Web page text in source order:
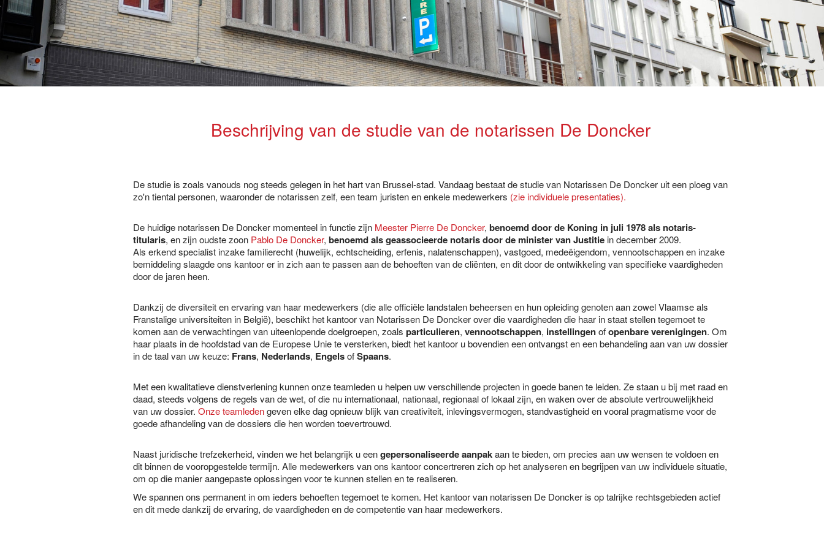
Beschrijving van de studie van de notarissen De Doncker
De studie is zoals vanouds nog steeds gelegen in het hart van Brussel-stad. Vandaag bestaat de studie van Notarissen De Doncker uit een ploeg van
zo'n tiental personen, waaronder de notarissen zelf, een team juristen en enkele medewerkers (zie individuele presentaties).
De huidige notarissen De Doncker momenteel in functie zijn Meester Pierre De Doncker, benoemd door de Koning in juli 1978 als notaris-
titularis, en zijn oudste zoon Pablo De Doncker, benoemd als geassocieerde notaris door de minister van Justitie in december 2009.
Als erkend specialist inzake familierecht (huwelijk, echtscheiding, erfenis, nalatenschappen), vastgoed, medeëigendom, vennootschappen en inzake
bemiddeling slaagde ons kantoor er in zich aan te passen aan de behoeften van de cliënten, en dit door de ontwikkeling van specifieke vaardigheden
door de jaren heen.
Dankzij de diversiteit en ervaring van haar medewerkers (die alle officiële landstalen beheersen en hun opleiding genoten aan zowel Vlaamse als
Franstalige universiteiten in België), beschikt het kantoor van Notarissen De Doncker over die vaardigheden die haar in staat stellen tegemoet te
komen aan de verwachtingen van uiteenlopende doelgroepen, zoals particulieren, vennootschappen, instellingenofopenbare verenigingen. Om
haar plaats in de hoofdstad van de Europese Unie te versterken, biedt het kantoor u bovendien een ontvangst en een behandeling aan van uw dossier
in de taal van uw keuze: Frans, Nederlands, EngelsofSpaans.
Met een kwalitatieve dienstverlening kunnen onze teamleden u helpen uw verschillende projecten in goede banen te leiden. Ze staan u bij met raad en
daad, steeds volgens de regels van de wet, of die nu internationaal, nationaal, regionaal of lokaal zijn, en waken over de absolute vertrouwelijkheid
van uw dossier. Onze teamledengeven elke dag opnieuw blijk van creativiteit, inlevingsvermogen, standvastigheid en vooral pragmatisme voor de
goede afhandeling van de dossiers die hen worden toevertrouwd.
Naast juridische trefzekerheid, vinden we het belangrijk u eengepersonaliseerde aanpakaan te bieden, om precies aan uw wensen te voldoen en
dit binnen de vooropgestelde termijn. Alle medewerkers van ons kantoor concertreren zich op het analyseren en begrijpen van uw individuele situatie,
om op die manier aangepaste oplossingen voor te kunnen stellen en te realiseren.
We spannen ons permanent in om ieders behoeften tegemoet te komen. Het kantoor van notarissen De Doncker is op talrijke rechtsgebieden actief
en dit mede dankzij de ervaring, de vaardigheden en de competentie van haar medewerkers.